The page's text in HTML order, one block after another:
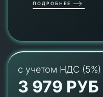
ПОДРОБНЕЕ
с учетом НДС (5%)
3 979 РУБ